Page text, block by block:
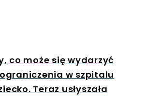
co może się wydarzyć
w szpitalu
Teraz usłyszała